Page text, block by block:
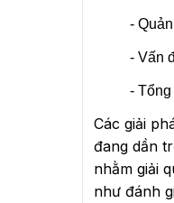
-
- Vấn
-
Các giải
đang dần
nhằm giải
như đánh